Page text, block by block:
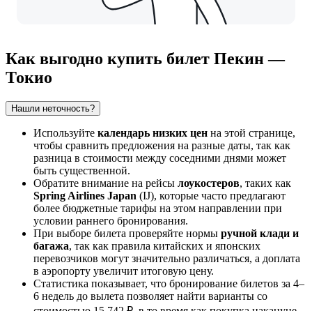
Как выгодно купить билет Пекин —
Токио
Нашли неточность?
Используйте календарь низких цен на этой странице,
чтобы сравнить предложения на разные даты, так как
разница в стоимости между соседними днями может
быть существенной.
Обратите внимание на рейсы лоукостеров, таких как
Spring Airlines Japan (IJ), которые часто предлагают
более бюджетные тарифы на этом направлении при
условии раннего бронирования.
При выборе билета проверяйте нормы ручной клади и
багажа, так как правила китайских и японских
перевозчиков могут значительно различаться, а доплата
в аэропорту увеличит итоговую цену.
Статистика показывает, что бронирование билетов за 4–
6 недель до вылета позволяет найти варианты со